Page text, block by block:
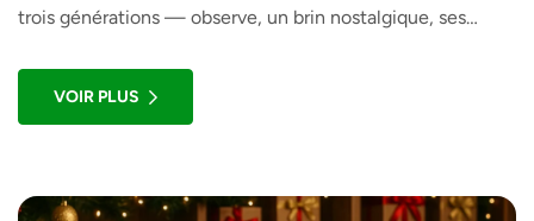
trois générations — observe, un brin nostalgique, ses
ne se posait pas la question. » Aujourd’hui, il a dû s’y
plonger corps et âme : la […]
VOIR PLUS